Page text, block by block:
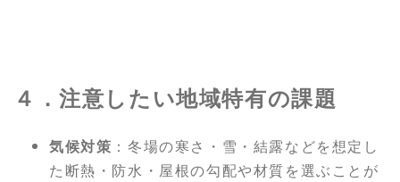
４．注意したい地域特有の課題
気候対策 ：冬場の寒さ・雪・結露などを想定し
た断熱・防水・屋根の勾配や材質を選ぶことが